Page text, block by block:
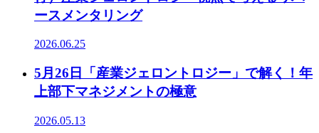
ースメンタリング
2026.06.25
5月26日「産業ジェロントロジー」で解く！年
上部下マネジメントの極意
2026.05.13